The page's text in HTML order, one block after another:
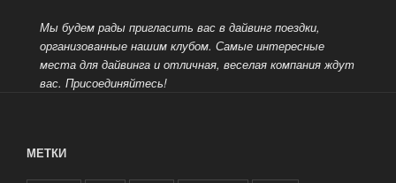
Мы будем рады пригласить вас в дайвинг поездки,
организованные нашим клубом. Самые интересные
места для дайвинга и отличная, веселая компания ждут
вас. Присоединяйтесь!
МЕТКИ